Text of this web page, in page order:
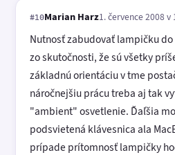
#10Marian Harz1. července 2008 v
Nutnosť zabudovať lampičku
zo skutočnosti, že sú všetky
základnú orientáciu v tme
náročnejšiu prácu treba aj tak
"ambient" osvetlenie. Ďaľšia
podsvietená klávesnica ala
prípade prítomnosť lampičky